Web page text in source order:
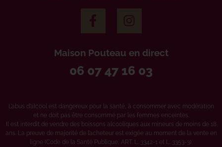
Maison Pouteau en direct
06 07 47 16 03
L’abus d’alcool est dangereux pour la santé, à consommer avec modération
et ne doit pas être consommé par les femmes enceintes.
Il est interdit de vendre des boissons alcooliques aux mineurs de moins de 18
ans. La preuve de majorité de l’acheteur est exigée au moment de la vente en
ligne (Code de la Santé Publique, ART. L. 3342-1 et L. 3353-3).